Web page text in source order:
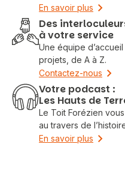
En savoir plus
Des
à votre service
Une équipe
projets, de A à Z.
Contactez-nous
Votre podcast :
Les Hauts de
Le Toit Forézien
au travers de
En savoir plus